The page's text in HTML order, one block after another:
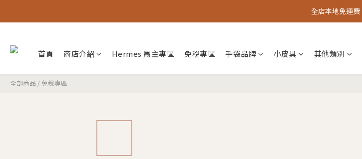
全店本地免運費
首頁 商店介紹 Hermes 馬主專區 免稅專區 手袋品牌 小皮具 其他類別
全部商品 / 免稅專區